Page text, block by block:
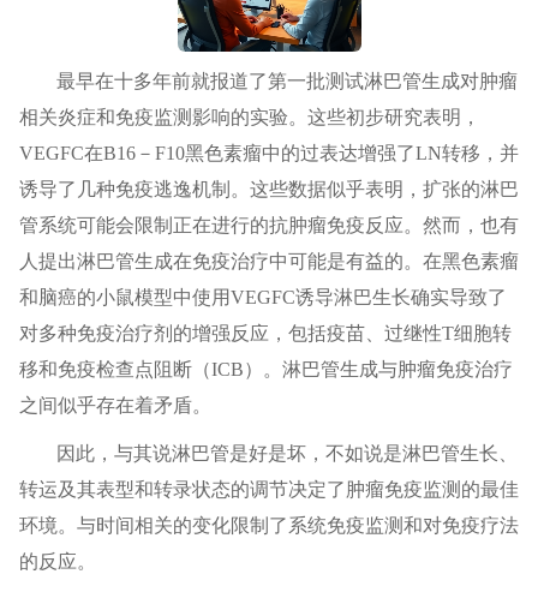
最早在十多年前就报道了第一批测试淋巴管生成对肿瘤
相关炎症和免疫监测影响的实验。这些初步研究表明，
VEGFC在B16－F10黑色素瘤中的过表达增强了LN转移，并
诱导了几种免疫逃逸机制。这些数据似乎表明，扩张的淋巴
管系统可能会限制正在进行的抗肿瘤免疫反应。然而，也有
人提出淋巴管生成在免疫治疗中可能是有益的。在黑色素瘤
和脑癌的小鼠模型中使用VEGFC诱导淋巴生长确实导致了
对多种免疫治疗剂的增强反应，包括疫苗、过继性T细胞转
移和免疫检查点阻断（ICB）。淋巴管生成与肿瘤免疫治疗
之间似乎存在着矛盾。
因此，与其说淋巴管是好是坏，不如说是淋巴管生长、
转运及其表型和转录状态的调节决定了肿瘤免疫监测的最佳
环境。与时间相关的变化限制了系统免疫监测和对免疫疗法
的反应。